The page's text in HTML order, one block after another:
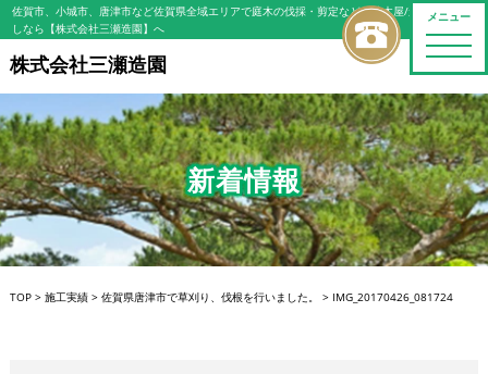
メニュー
toggle
佐賀市、小城市、唐津市など佐賀県全域エリアで庭木の伐採・剪定などの植木屋/造園屋をお探
しなら【株式会社三瀬造園】へ
株式会社三瀬造園
新着情報
TOP> 施工実績> 佐賀県唐津市で草刈り、伐根を行いました。 > IMG_20170426_081724